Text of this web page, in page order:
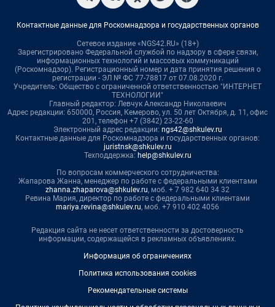
Контактные данные для Роскомнадзора и государственных органов
Сетевое издание «NGS42.RU» (18+)
Зарегистрировано Федеральной службой по надзору в сфере связи,
информационных технологий и массовых коммуникаций
(Роскомнадзор). Регистрационный номер и дата принятия решения о
регистрации - ЭЛ № ФС 77-78817 от 07.08.2020 г.
Учредитель: Общество с ограниченной ответственностью "ИНТЕРНЕТ
ТЕХНОЛОГИИ"
Главный редактор: Левчук Александр Николаевич
Адрес редакции: 650000, Россия, Кемерово, ул. 50 лет Октября, д. 11, офис
201, телефон +7 (3842) 23-22-60
Электронный адрес редакции: ngs42@shkulev.ru
Контактные данные для Роскомнадзора и государственных органов:
juristnsk@shkulev.ru
Техподдержка: help@shkulev.ru
По вопросам коммерческого сотрудничества:
Жапарова Жанна, менеджер по работе с федеральными клиентами
zhanna.zhaparova@shkulev.ru, моб. + 7 982 640 34 32
Ревина Мария, директор по работе с федеральными клиентами
mariya.revina@shkulev.ru, моб. +7 910 402 4056
Редакция сайта не несет ответственности за достоверность
информации, содержащейся в рекламных объявлениях.
Информация об ограничениях
Политика использования cookies
Рекомендательные системы